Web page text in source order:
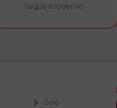
toque moderno.
Café